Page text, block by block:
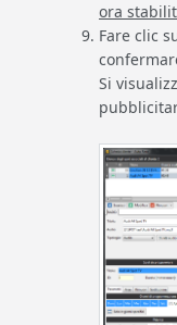
ora
Fare clic
Si